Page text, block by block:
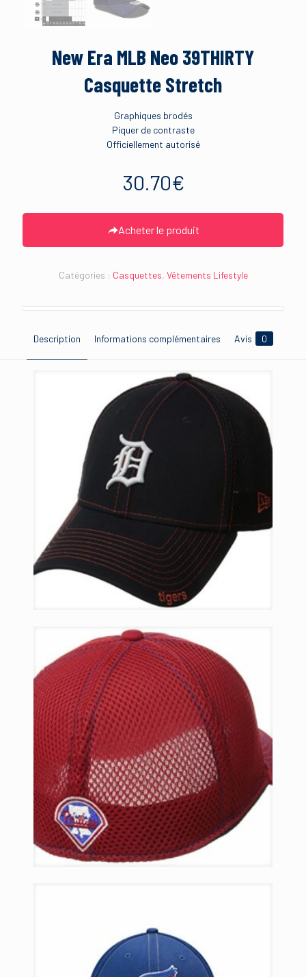
New Era MLB Neo 39THIRTY
Casquette Stretch
Graphiques brodés
Piquer de contraste
Officiellement autorisé
30.70€
Acheter le produit
Catégories : Casquettes, Vêtements Lifestyle
Description Informations complémentaires Avis 0